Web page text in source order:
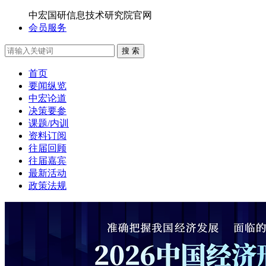
中宏国研信息技术研究院官网
会员服务
搜 索
首页
要闻纵览
中宏论道
决策要参
课题/内训
资料订阅
往届回顾
往届嘉宾
最新活动
政策法规